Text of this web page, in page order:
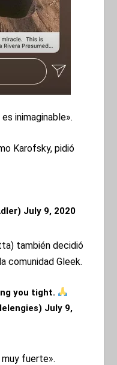
inimaginable».
Karofsky, pidió
July 9, 2020
también decidió
comunidad Gleek.
you tight.
July 9,
muy fuerte».